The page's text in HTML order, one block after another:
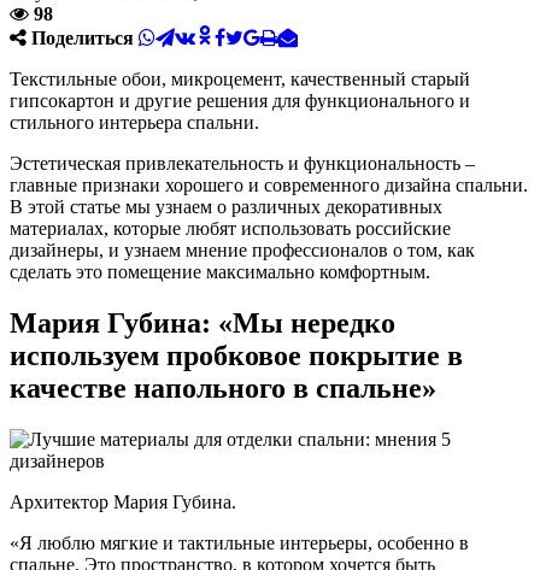
98
Поделиться
Текстильные обои, микроцемент, качественный старый
гипсокартон и другие решения для функционального и
стильного интерьера спальни.
Эстетическая привлекательность и функциональность –
главные признаки хорошего и современного дизайна спальни.
В этой статье мы узнаем о различных декоративных
материалах, которые любят использовать российские
дизайнеры, и узнаем мнение профессионалов о том, как
сделать это помещение максимально комфортным.
Мария Губина: «Мы нередко
используем пробковое покрытие в
качестве напольного в спальне»
Архитектор Мария Губина.
«Я люблю мягкие и тактильные интерьеры, особенно в
спальне. Это пространство, в котором хочется быть